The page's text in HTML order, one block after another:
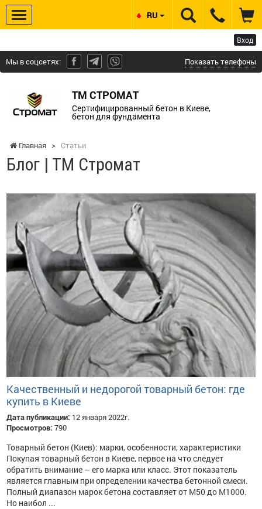
Вход
Мы в соцсетях: Показать телефоны
ТМ СТРОМАТ
Сертифицированный бетон в Киеве,
бетон для фундамента
RU
Главная > Статьи
Блог | ТМ Стромат
Качественный и недорогой товарный бетон: где
купить в Киеве
Дата публикации: 12 января 2022г.
Просмотров: 790
Товарный бетон (Киев): марки, особенности, характеристики
Покупая товарный бетон в Киеве, первое на что следует
обратить внимание – его марка или класс. Этот показатель
является главным при определении качества бетонной смеси.
Полный диапазон марок бетона составляет от М50 до М1000.
Но наибол ...